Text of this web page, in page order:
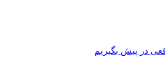
در پیش بگیریم